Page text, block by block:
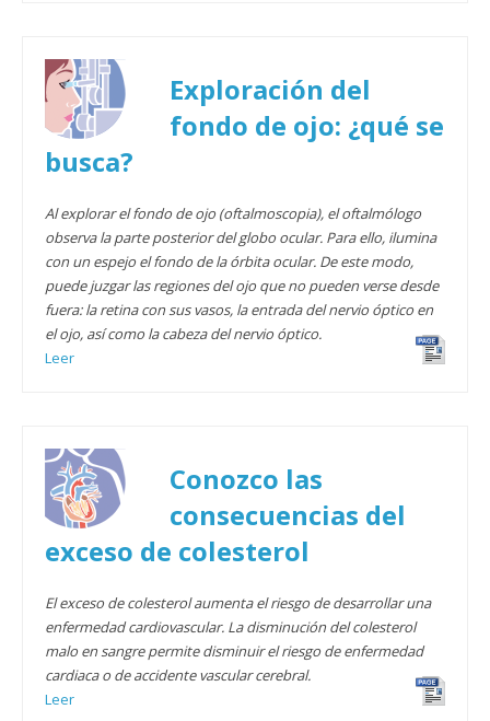
Exploración del
fondo de ojo: ¿qué se
busca?
Al explorar el fondo de ojo (oftalmoscopia), el oftalmólogo
observa la parte posterior del globo ocular. Para ello, ilumina
con un espejo el fondo de la órbita ocular. De este modo,
puede juzgar las regiones del ojo que no pueden verse desde
fuera: la retina con sus vasos, la entrada del nervio óptico en
el ojo, así como la cabeza del nervio óptico.
Leer
Conozco las
consecuencias del
exceso de colesterol
El exceso de colesterol aumenta el riesgo de desarrollar una
enfermedad cardiovascular. La disminución del colesterol
malo en sangre permite disminuir el riesgo de enfermedad
cardiaca o de accidente vascular cerebral.
Leer